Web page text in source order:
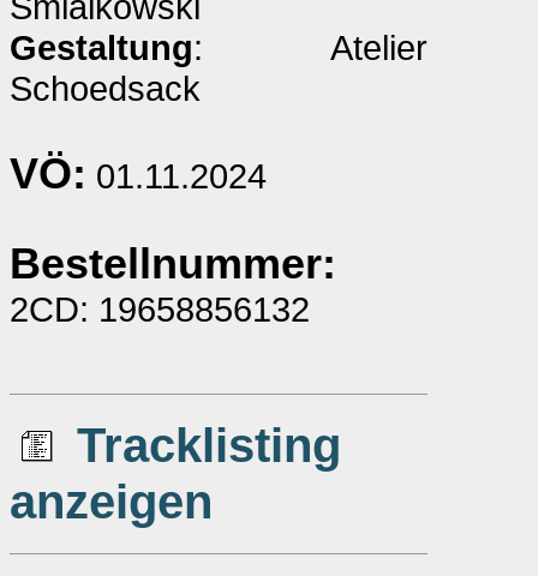
Gestaltung: Atelier
Schoedsack
VÖ: 01.11.2024
Bestellnummer:
2CD: 19658856132
Tracklisting
anzeigen